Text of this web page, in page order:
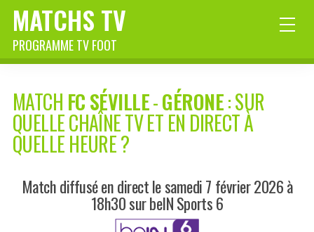
MATCHS TV
PROGRAMME TV FOOT
MATCH FC SÉVILLE-GÉRONE: SUR
QUELLE CHAÎNE TV ET EN DIRECT À
QUELLE HEURE ?
Match diffusé en direct le samedi 7 février 2026 à
18h30 sur beIN Sports 6